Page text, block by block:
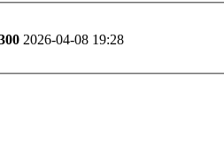
2026-04-08 19:28